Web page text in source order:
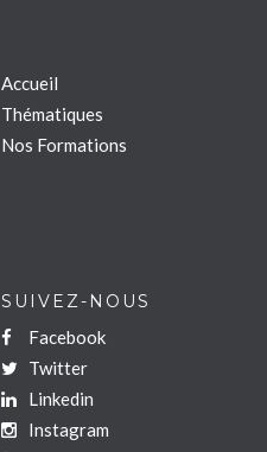
Accueil
Thématiques
Nos Formations
SUIVEZ-NOUS
Facebook
Twitter
Linkedin
Instagram